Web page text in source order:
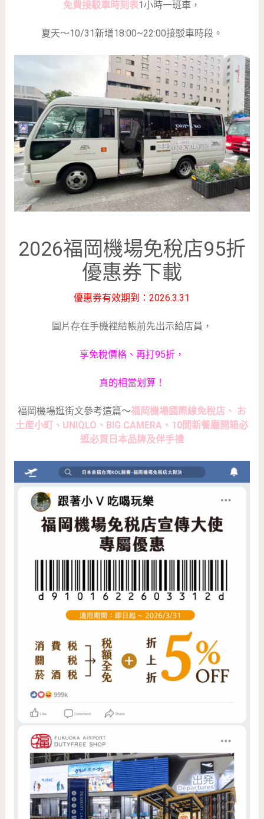
免費接駁車時刻表1小時一班車，
夏天～10/31新增18:00~22:00接駁車時段。
2026福岡機場免稅店95折
優惠券下載
優惠券有效期到：2026.3.31
圖片存在手機裡結帳前先出示給店員，
享免稅價格、再打95折，
真的相當划算！
福岡機場逛街文參考這篇～福岡機場國際線免稅店、 お
土産小町、UNIQLO、BIG CAMERA、10間新餐廳開箱必
逛必買日本品牌及伴手禮